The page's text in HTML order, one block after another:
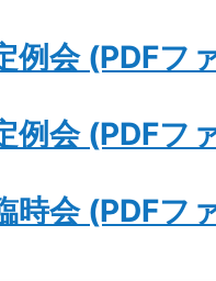
例会 (PDFフ
例会 (PDFフ
時会 (PDFフ